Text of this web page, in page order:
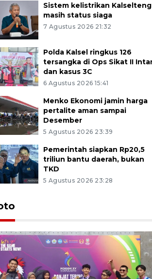
Sistem kelistrikan Kalselteng
masih status siaga
7 Agustus 2026 21:32
Polda Kalsel ringkus 126
tersangka di Ops Sikat II
dan kasus 3C
6 Agustus 2026 15:41
Menko Ekonomi jamin harga
pertalite aman sampai
Desember
5 Agustus 2026 23:39
Pemerintah siapkan Rp20,5
triliun bantu daerah, bukan
TKD
5 Agustus 2026 23:28